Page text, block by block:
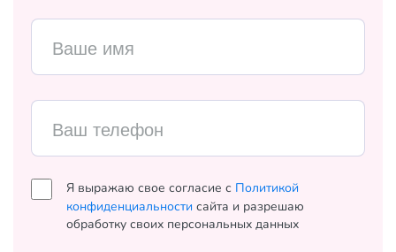
Ваше имя
Ваш телефон
Я выражаю свое согласие с Политикой
конфиденциальности сайта и разрешаю
обработку своих персональных данных